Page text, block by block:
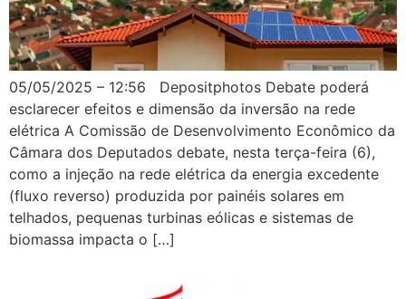
05/05/2025 – 12:56 Depositphotos Debate poderá
esclarecer efeitos e dimensão da inversão na rede
elétrica A Comissão de Desenvolvimento Econômico da
Câmara dos Deputados debate, nesta terça-feira (6),
como a injeção na rede elétrica da energia excedente
(fluxo reverso) produzida por painéis solares em
telhados, pequenas turbinas eólicas e sistemas de
biomassa impacta o […]